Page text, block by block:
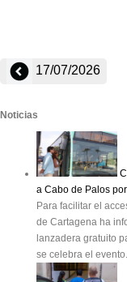
17/07/2026
Noticias
a Cabo de Palos
Para facilitar el
de Cartagena ha
lanzadera gratuito
se celebra el evento.